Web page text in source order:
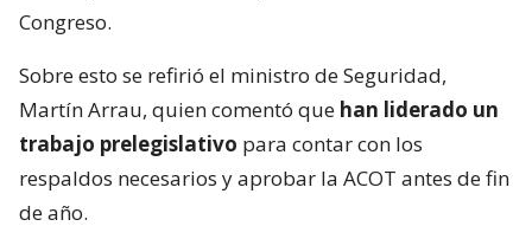
Congreso.
Sobre esto se refirió el ministro de Seguridad,
Martín Arrau, quien comentó que han liderado un
trabajo prelegislativo para contar con los
respaldos necesarios y aprobar la ACOT antes de fin
de año.